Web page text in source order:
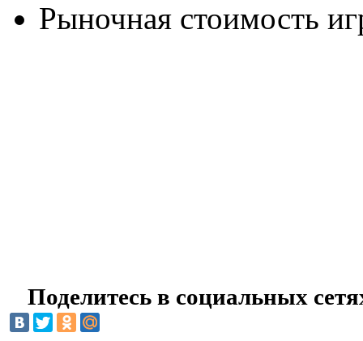
Рыночная стоимость
Поделитесь в социальных